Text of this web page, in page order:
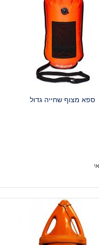
ספא מצוף שחייה גדול